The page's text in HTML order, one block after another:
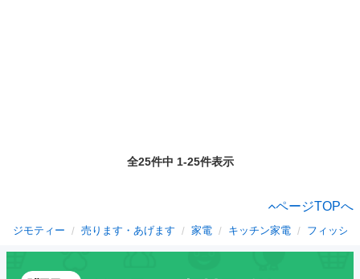
全25件中 1-25件表示
ページTOPへ
ジモティー 売ります・あげます 家電 キッチン家電 フィッシ